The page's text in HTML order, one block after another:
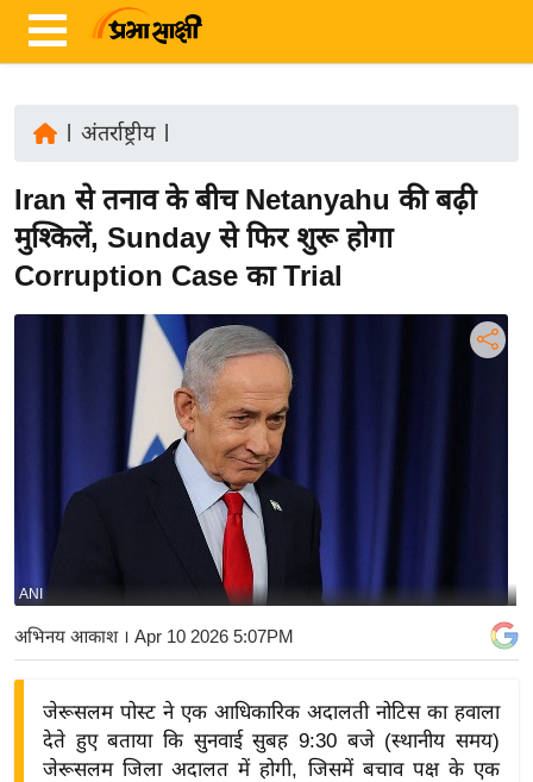
ज़ा
ख
ब
र
बि
ज़
ने
द्यो
अंतर्राष्ट्रीय|
Iran से तनाव के बीच Netanyahu की बढ़ी
मुश्किलें, Sunday से फिर शुरू होगा
Corruption Case का Trial
ANI
अभिनय आकाश। Apr 10 2026 5:07PM
जेरूसलम पोस्ट ने एक आधिकारिक अदालती नोटिस का हवाला
देते हुए बताया कि सुनवाई सुबह 9:30 बजे (स्थानीय समय)
जेरूसलम जिला अदालत में होगी, जिसमें बचाव पक्ष के एक